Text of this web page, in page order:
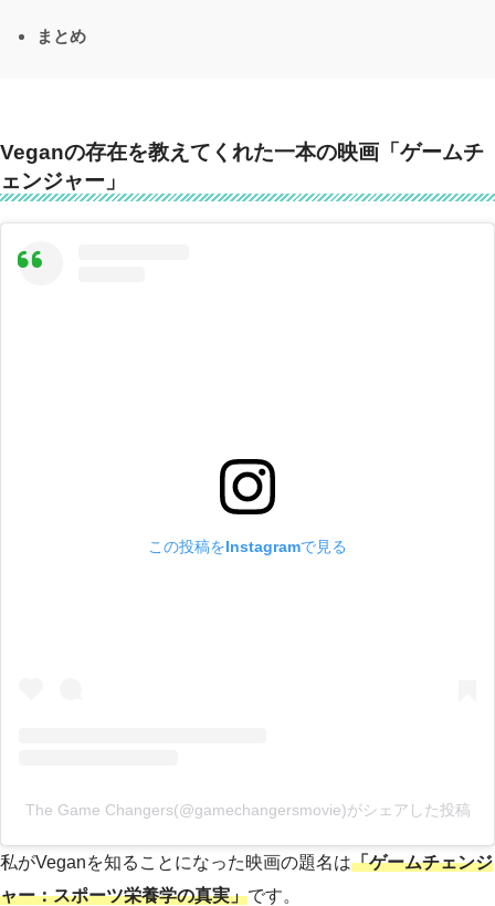
まとめ
Veganの存在を教えてくれた一本の映画「ゲームチ
ェンジャー」
この投稿をInstagramで見る
The Game Changers(@gamechangersmovie)がシェアした投稿
私がVeganを知ることになった映画の題名は「ゲームチェンジ
ャー：スポーツ栄養学の真実」です。